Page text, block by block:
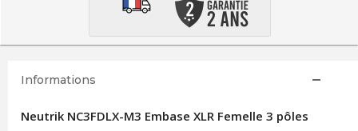
Informations
Neutrik NC3FDLX-M3 Embase XLR Femelle 3 pôles